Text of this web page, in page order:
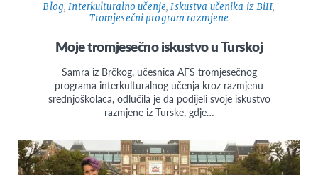
Blog,Interkulturalno učenje,Iskustva učenika iz BiH,
Tromjesečni program razmjene
Moje tromjesečno iskustvo u Turskoj
Samra iz Brčkog, učesnica AFS tromjesečnog
programa interkulturalnog učenja kroz razmjenu
srednjoškolaca, odlučila je da podijeli svoje iskustvo
razmjene iz Turske, gdje…